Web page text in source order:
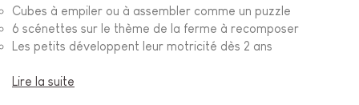
Cubes à empiler ou à assembler comme un puzzle
6 scénettes sur le thème de la ferme à recomposer
Les petits développent leur motricité dès 2 ans
Lire la suite